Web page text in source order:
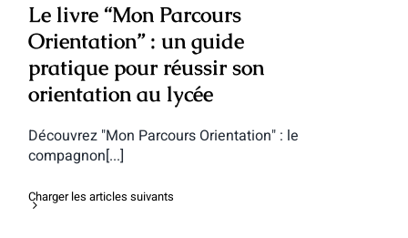
Le livre “Mon Parcours
Orientation” : un guide
pratique pour réussir son
orientation au lycée
Découvrez "Mon Parcours Orientation" : le
compagnon[...]
Charger les articles suivants